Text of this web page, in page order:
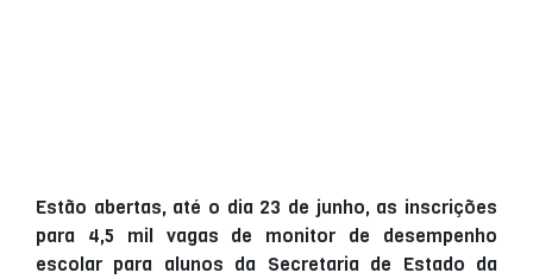
Estão abertas, até o dia 23 de junho, as inscrições
para 4,5 mil vagas de monitor de desempenho
escolar para alunos da Secretaria de Estado da